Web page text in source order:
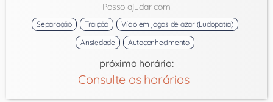
Posso ajudar com
Separação Traição
Vício em jogos de azar (Ludopatia)
Ansiedade
Autoconhecimento
próximo horário:
Consulte os horários